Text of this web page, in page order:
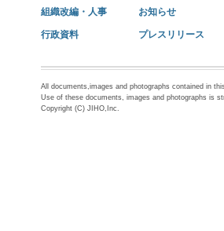
組織改編・人事 お知らせ
行政資料 プレスリリース
All documents,images and photographs contained in
Use of these documents, images and photographs is
Copyright (C) JIHO,Inc.